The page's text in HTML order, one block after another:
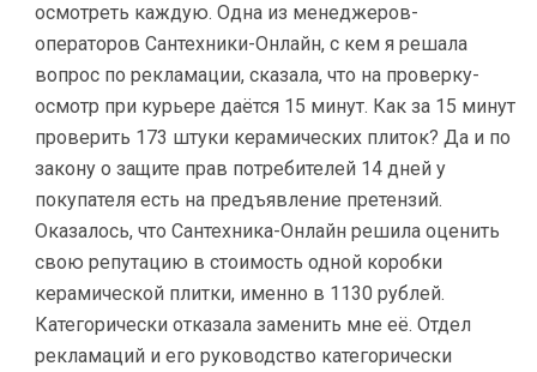
осмотреть каждую. Одна из менеджеров-
операторов Сантехники-Онлайн, с кем я решала
вопрос по рекламации, сказала, что на проверку-
осмотр при курьере даётся 15 минут. Как за 15 минут
проверить 173 штуки керамических плиток? Да и по
закону о защите прав потребителей 14 дней у
покупателя есть на предъявление претензий.
Оказалось, что Сантехника-Онлайн решила оценить
свою репутацию в стоимость одной коробки
керамической плитки, именно в 1130 рублей.
Категорически отказала заменить мне её. Отдел
рекламаций и его руководство категорически